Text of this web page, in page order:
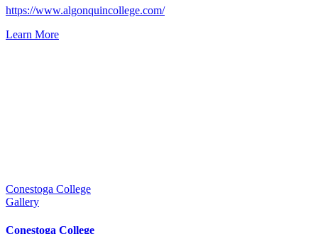
https://www.algonquincollege.com/
Learn More
Conestoga College
Gallery
Conestoga College